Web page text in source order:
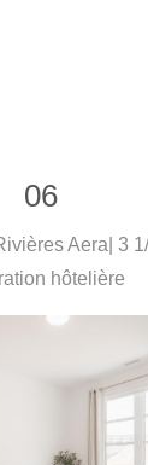
06
Aera| 3
hôtelière